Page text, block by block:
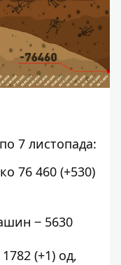
7 листопада:
76 460 (+530)
‒ 5630
(+1) од,